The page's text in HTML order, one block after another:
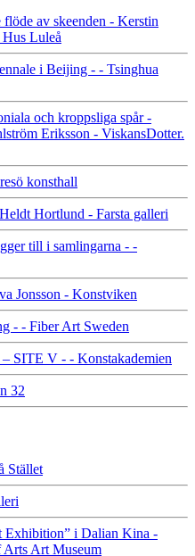
av skeenden - Kerstin
Luleå
i Beijing - - Tsinghua
och kroppsliga spår -
Eriksson - ViskansDotter.
konsthall
Hortlund - Farsta galleri
till i samlingarna - -
Jonsson - Konstviken
- - Fiber Art Sweden
SITE V - - Konstakademien
32
Stället
Exhibition” i Dalian Kina -
Art Museum